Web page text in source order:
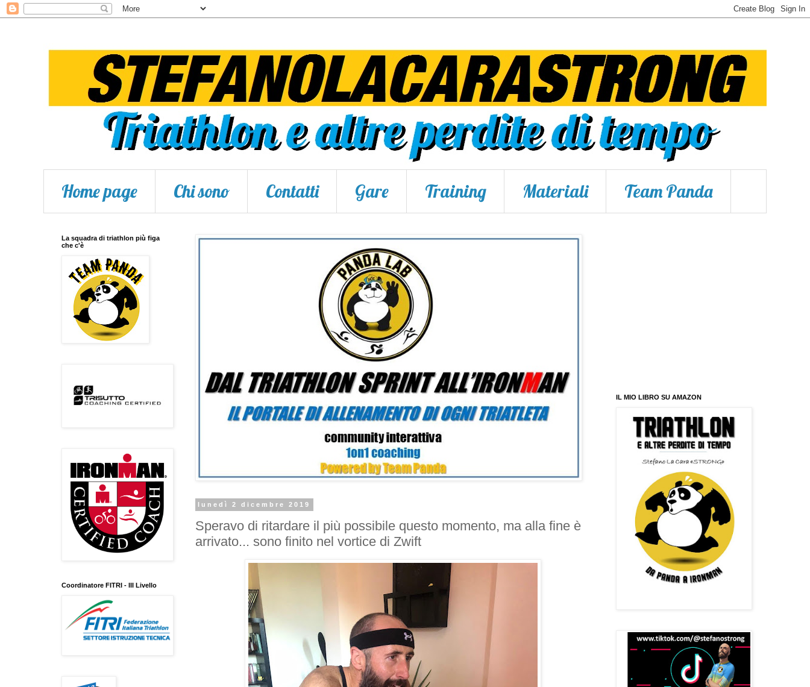
Home page Chi sono Contatti Gare Training Materiali Team Panda
lunedì 2 dicembre 2019
Speravo di ritardare il più possibile questo momento, ma alla fine è
arrivato... sono finito nel vortice di Zwift
La squadra di triathlon più figa
che c'è
Coordinatore FITRI - III Livello
IL MIO LIBRO SU AMAZON